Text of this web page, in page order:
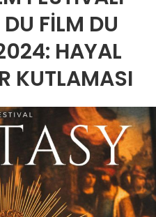
FILM DU
HAYAL
KUTLAMASI